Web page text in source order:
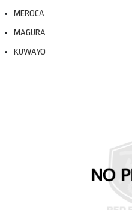
MEROCA
MAGURA
KUWAYO